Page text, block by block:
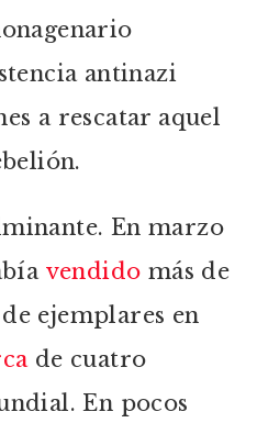
antinazi
a rescatar aquel
En marzo
vendido más de
ejemplares en
de cuatro
En pocos